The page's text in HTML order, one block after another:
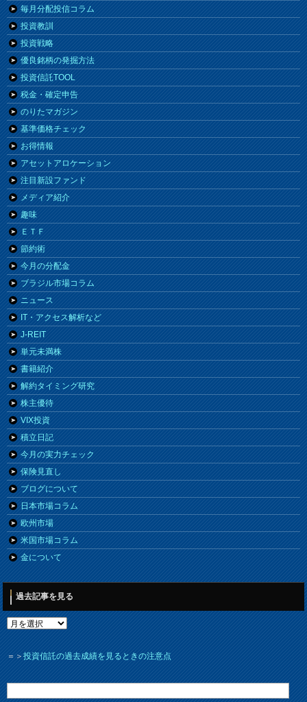
毎月分配投信コラム
投資教訓
投資戦略
優良銘柄の発掘方法
投資信託TOOL
税金・確定申告
のりたマガジン
基準価格チェック
お得情報
アセットアロケーション
注目新設ファンド
メディア紹介
趣味
ＥＴＦ
節約術
今月の分配金
ブラジル市場コラム
ニュース
IT・アクセス解析など
J-REIT
単元未満株
書籍紹介
解約タイミング研究
株主優待
VIX投資
積立日記
今月の実力チェック
保険見直し
ブログについて
日本市場コラム
欧州市場
米国市場コラム
金について
過去記事を見る
＝＞投資信託の過去成績を見るときの注意点